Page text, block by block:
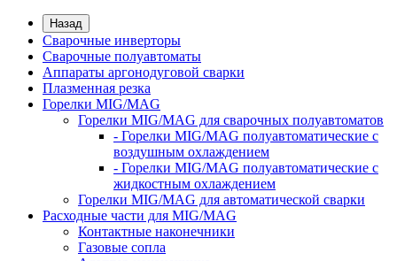
Назад
Сварочные инверторы
Сварочные полуавтоматы
Аппараты аргонодуговой сварки
Плазменная резка
Горелки MIG/MAG
Горелки MIG/MAG для сварочных полуавтоматов
- Горелки MIG/MAG полуавтоматические с
воздушным охлаждением
- Горелки MIG/MAG полуавтоматические с
жидкостным охлаждением
Горелки MIG/MAG для автоматической сварки
Расходные части для MIG/MAG
Контактные наконечники
Газовые сопла